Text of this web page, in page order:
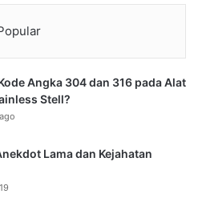
Angka 304 dan 316 pada Alat
Stell?
Lama dan Kejahatan